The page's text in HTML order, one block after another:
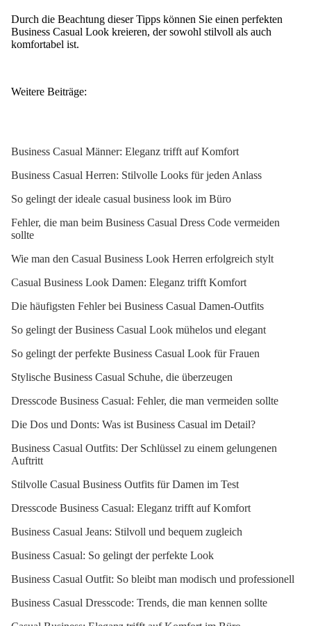
Durch die Beachtung dieser Tipps können Sie einen perfekten
Business Casual Look kreieren, der sowohl stilvoll als auch
komfortabel ist.
Weitere Beiträge:
Business Casual Männer: Eleganz trifft auf Komfort
Business Casual Herren: Stilvolle Looks für jeden Anlass
So gelingt der ideale casual business look im Büro
Fehler, die man beim Business Casual Dress Code vermeiden
sollte
Wie man den Casual Business Look Herren erfolgreich stylt
Casual Business Look Damen: Eleganz trifft Komfort
Die häufigsten Fehler bei Business Casual Damen-Outfits
So gelingt der Business Casual Look mühelos und elegant
So gelingt der perfekte Business Casual Look für Frauen
Stylische Business Casual Schuhe, die überzeugen
Dresscode Business Casual: Fehler, die man vermeiden sollte
Die Dos und Donts: Was ist Business Casual im Detail?
Business Casual Outfits: Der Schlüssel zu einem gelungenen
Auftritt
Stilvolle Casual Business Outfits für Damen im Test
Dresscode Business Casual: Eleganz trifft auf Komfort
Business Casual Jeans: Stilvoll und bequem zugleich
Business Casual: So gelingt der perfekte Look
Business Casual Outfit: So bleibt man modisch und professionell
Business Casual Dresscode: Trends, die man kennen sollte